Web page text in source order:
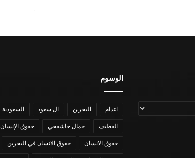
الوسوم
اعدام البحرين ال سعود السعودية
القطيف جمال خاشقجي حقوق الإنسان
حقوق الانسان حقوق الانسان في البحرين